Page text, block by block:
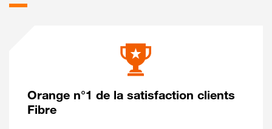
Orange n°1 de la satisfaction clients
Fibre